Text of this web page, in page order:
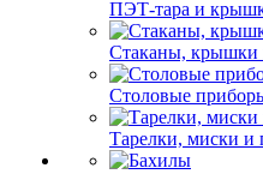
ПЭТ-тара и
Стаканы, крышки
Столовые
Тарелки, миски и